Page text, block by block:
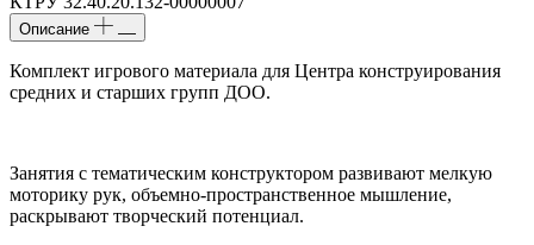
Описание
Комплект игрового материала для Центра конструирования
средних и старших групп ДОО.
Занятия с тематическим конструктором развивают мелкую
моторику рук, объемно-пространственное мышление,
раскрывают творческий потенциал.